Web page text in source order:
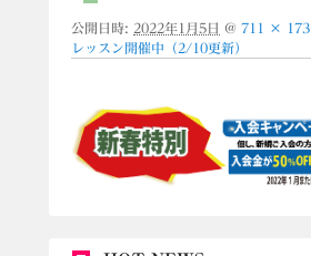
公開日時: 2022年1月5日 @ 711 × 173
レッスン開催中（2/10更新）